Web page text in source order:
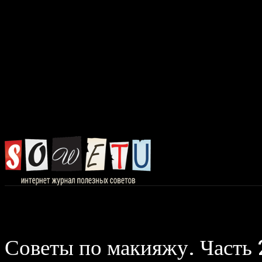
Советы по макияжу. Часть